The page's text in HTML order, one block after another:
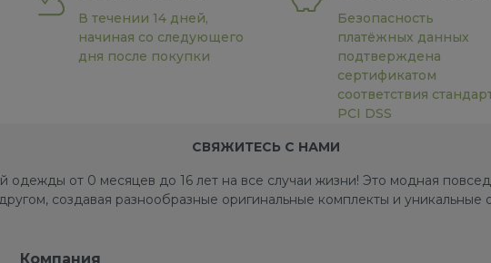
В течении 14 дней,
начиная со следующего
дня после покупки
Безопасность
платёжных данных
подтверждена
сертификатом
соответствия
PCI DSS
СВЯЖИТЕСЬ С НАМИ
одежды от 0 месяцев до 16 лет на все случаи жизни! Это модная
создавая разнообразные оригинальные комплекты и уникальные
Компания